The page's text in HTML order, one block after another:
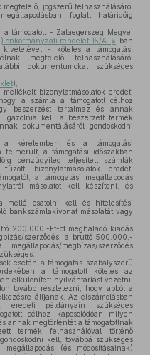
jogszerű felhasználásáról
foglalt határidőig
támogatott - Zalaegerszeg Megyei
önkormányzati rendelet 15/A. §-ban
kivételével - köteles a támogatási
megfelelő felhasználásáról
dokumentumokat szükséges
),
bizonylatmásolatok eredeti
a számla a támogatott célhoz
beszerzést tartalmaz és annak
igazolnia kell, a beszerzett termék
dokumentálásáról gondoskodni
kérelemben és a támogatási
felmerült, a támogatási időszakban
pénzügyileg teljesített számlák
bizonylatmásolatok eredeti
a támogatási megállapodás
másolatot kell készíteni, és
mellé csatolni kell és hitelesítési
bankszámlakivonat másolatát vagy
200.000,-Ft-ot meghaladó kiadás
szerződés, a bruttó 500.000,-
megbízás/szerződés
esetén a támogatás szabályszerű
a támogatott köteles az
elkülönített nyilvántartást vezetni,
tovább részletezni, hogy abból a
álljanak. Az elszámolásban
eredeti példányain szükséges
célhoz kapcsolódóan milyen
annak megtörténtét a támogatottnak
termék felhasználóval történő
kell, továbbá szükséges
(és módosításainak)